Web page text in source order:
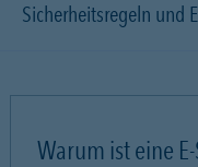
Sicherheitsregeln und
Warum ist eine